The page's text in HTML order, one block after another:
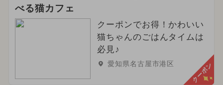
べる猫カフェ
クーポンでお得！かわいい
猫ちゃんのごはんタイムは
必見♪
愛知県名古屋市港区 クーポン